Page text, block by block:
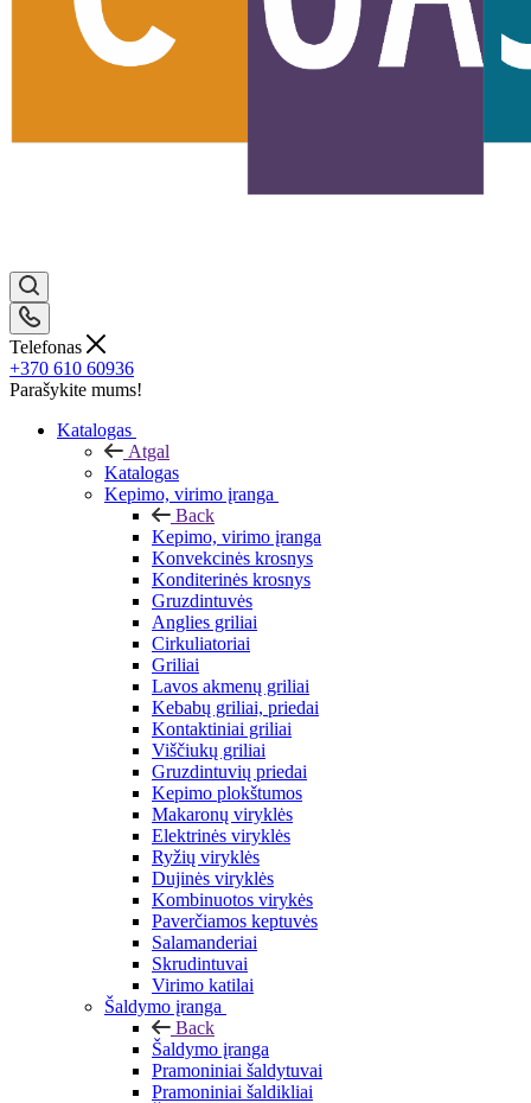
Telefonas
+370 610 60936
Parašykite mums!
Katalogas
Atgal
Katalogas
Kepimo, virimo įranga
Back
Kepimo, virimo įranga
Konvekcinės krosnys
Konditerinės krosnys
Gruzdintuvės
Anglies griliai
Cirkuliatoriai
Griliai
Lavos akmenų griliai
Kebabų griliai, priedai
Kontaktiniai griliai
Viščiukų griliai
Gruzdintuvių priedai
Kepimo plokštumos
Makaronų viryklės
Elektrinės viryklės
Ryžių viryklės
Dujinės viryklės
Kombinuotos virykės
Paverčiamos keptuvės
Salamanderiai
Skrudintuvai
Virimo katilai
Šaldymo įranga
Back
Šaldymo įranga
Pramoniniai šaldytuvai
Pramoniniai šaldikliai